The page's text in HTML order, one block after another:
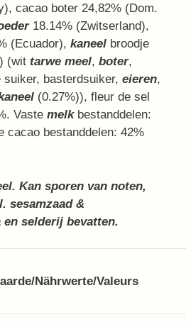
cacao boter 24,82% (Dom.
18.14% (Zwitserland),
(Ecuador), kaneel broodje
(wit tarwe meel, boter,
basterdsuiker, eieren,
(0.27%)), fleur de sel
Vaste melkbestanddelen:
cacao bestanddelen: 42%
Kan sporen van noten,
sesamzaad &
selderij bevatten.
Nährwerte/Valeurs